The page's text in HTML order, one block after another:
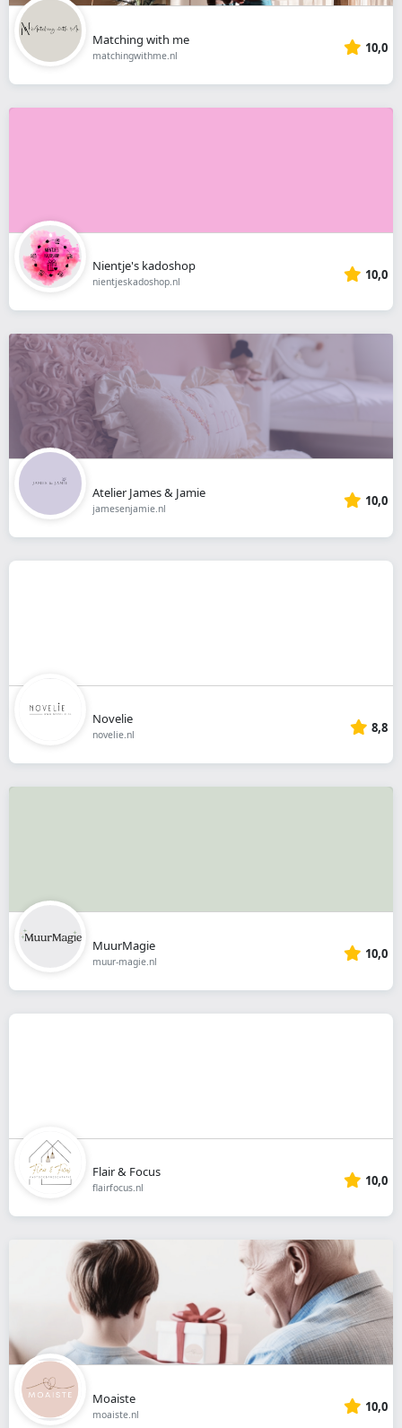
Matching with me
matchingwithme.nl 10,0
Nientje's kadoshop
nientjeskadoshop.nl 10,0
Atelier James & Jamie
jamesenjamie.nl 10,0
Novelie
novelie.nl 8,8
MuurMagie
muur-magie.nl 10,0
Flair & Focus
flairfocus.nl 10,0
Moaiste
moaiste.nl 10,0